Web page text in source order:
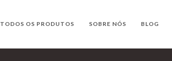
TODOS OS PRODUTOS SOBRE NÓS BLOG